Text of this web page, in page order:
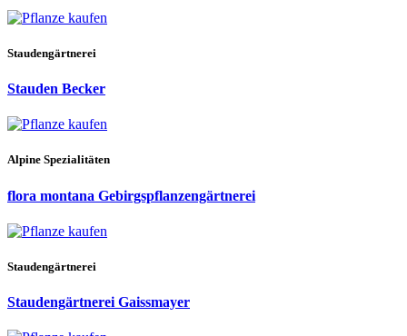
Staudengärtnerei
Stauden Becker
Alpine Spezialitäten
flora montana Gebirgspflanzengärtnerei
Staudengärtnerei
Staudengärtnerei Gaissmayer